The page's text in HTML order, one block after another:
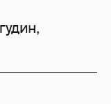
,